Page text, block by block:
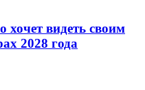
хочет видеть своим
2028 года